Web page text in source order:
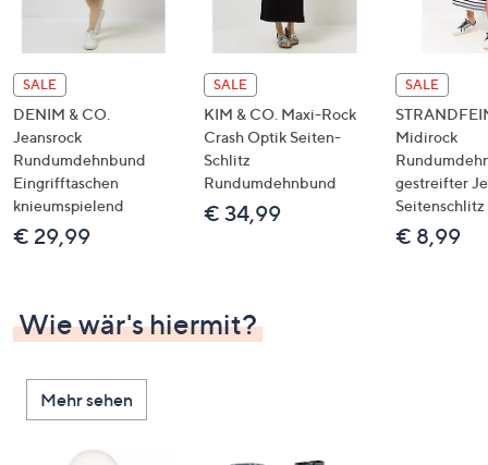
nach
links
bzw.
rechts,
um
diese
anzuzeigen.
SALE
DENIM & CO.
Jeansrock
Rundumdehnbund
Eingrifftaschen
knieumspielend
€ 29,99
SALE
KIM & CO. Maxi-Rock
Crash Optik Seiten-
Schlitz
Rundumdehnbund
€ 34,99
SALE
Midirock
gestreifter
Seitenschlitz
€ 8,99
Wie wär's hiermit?
Mehr sehen